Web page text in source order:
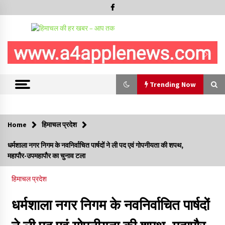
Trending Now
हिमाचल सरकार मछुआरों को नावों और मछली पकड़ने के उपकरणों पर डे रही
70 से 90% तक सब्सिडी
08/08/2026
08/08/2026
Home हिमाचल प्रदेश
धर्मशाला नगर निगम के नवनिर्वाचित पार्षदों ने ली पद एवं गोपनीयता की शपथ,
महापौर-उपमहापौर का चुनाव टला
हिमाचल प्रदेश
धर्मशाला नगर निगम के नवनिर्वाचित पार्षदों